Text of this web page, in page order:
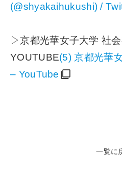
(@shyakaihukushi) /
▷京都光華女子大学 社
YOUTUBE(5) 京都光華
– YouTube
一覧に